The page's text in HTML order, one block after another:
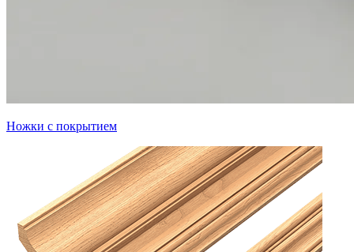
Ножки с покрытием